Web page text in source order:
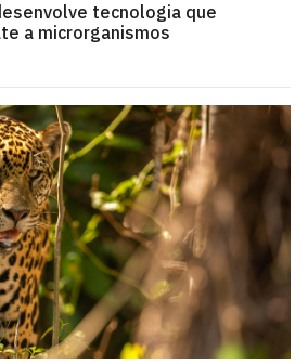
tecnologia que
a microrganismos